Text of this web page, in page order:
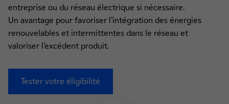
entreprise ou du réseau électrique si nécessaire.
Un avantage pour favoriser l’intégration des énergies
renouvelables et intermittentes dans le réseau et
valoriser l’excédent produit.
Tester votre éligibilité